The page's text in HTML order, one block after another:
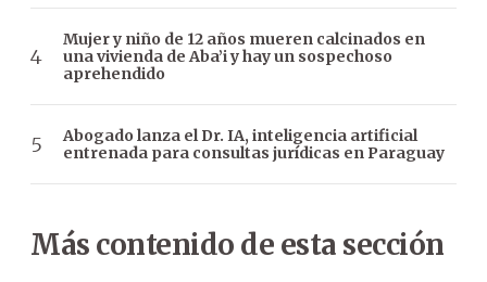
Mujer y niño de 12 años mueren calcinados en
una vivienda de Aba’i y hay un sospechoso
aprehendido
Abogado lanza el Dr. IA, inteligencia artificial
entrenada para consultas jurídicas en Paraguay
Más contenido de esta sección